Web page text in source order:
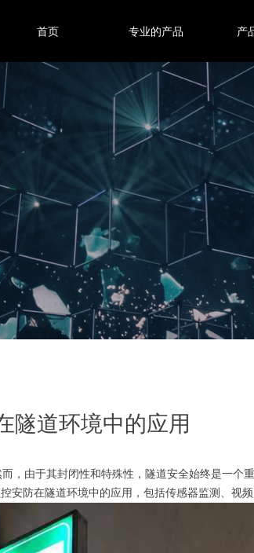
首页 专业的产品 产
隧道环境中的应用
由于其封闭性和特殊性，隧道安全始终是一个
防在隧道环境中的应用，包括传感器监测、视